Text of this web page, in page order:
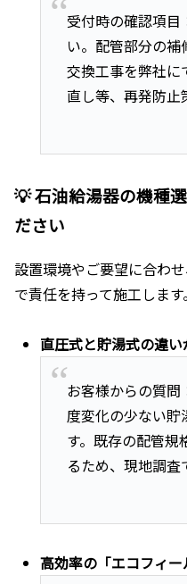
受付時の確認項目
い。配管部分の
交換工事を弊社に
直し等、再発防止
💡 石油給湯器の機種
ださい
設置環境やご要望に合わ
で責任を持って施工します。
直圧式と貯湯式の違
お客様からの質問
度変化の少ない貯
す。既存の配管規
るため、現地調査
高効率の「エコフィ